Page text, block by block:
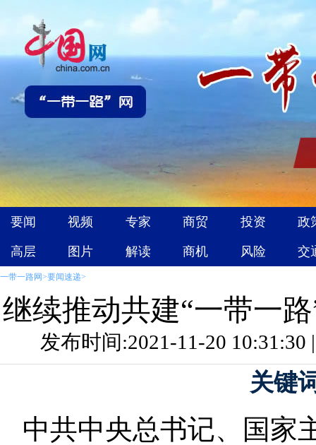
一带一路网>要闻速递>
继续推动共建“一带一
发布时间:2021-11-20
关键
中共中央总书记、国家